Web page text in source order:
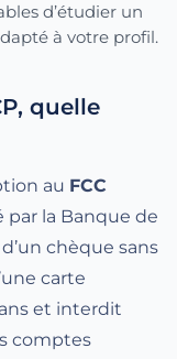
d’étudier un
à votre profil.
, quelle
au FCC
par la Banque de
chèque sans
carte
et interdit
comptes